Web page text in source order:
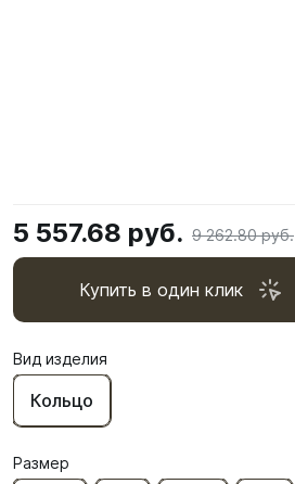
5 557.68 руб. 9 262.80 руб.
Купить в один клик
Вид изделия
Кольцо
Размер